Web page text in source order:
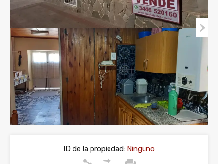
ID de la propiedad: Ninguno